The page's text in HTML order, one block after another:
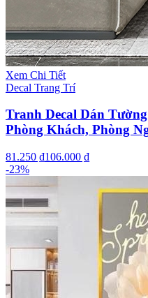
Xem Chi Tiết
Decal Trang Trí
Tranh Decal Dán
Phòng Khách, Phòng
81.250 ₫106.000 ₫
-23%